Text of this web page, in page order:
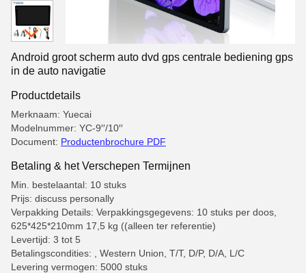
Android groot scherm auto dvd gps centrale bediening gps
in de auto navigatie
Productdetails
Merknaam: Yuecai
Modelnummer: YC-9′′/10′′
Document: Productenbrochure PDF
Betaling & het Verschepen Termijnen
Min. bestelaantal: 10 stuks
Prijs: discuss personally
Verpakking Details: Verpakkingsgegevens: 10 stuks per doos,
625*425*210mm 17,5 kg ((alleen ter referentie)
Levertijd: 3 tot 5
Betalingscondities: , Western Union, T/T, D/P, D/A, L/C
Levering vermogen: 5000 stuks